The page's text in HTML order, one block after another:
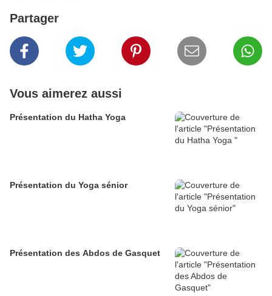
Partager
Vous aimerez aussi
Présentation du Hatha Yoga
Présentation du Yoga sénior
Présentation des Abdos de Gasquet